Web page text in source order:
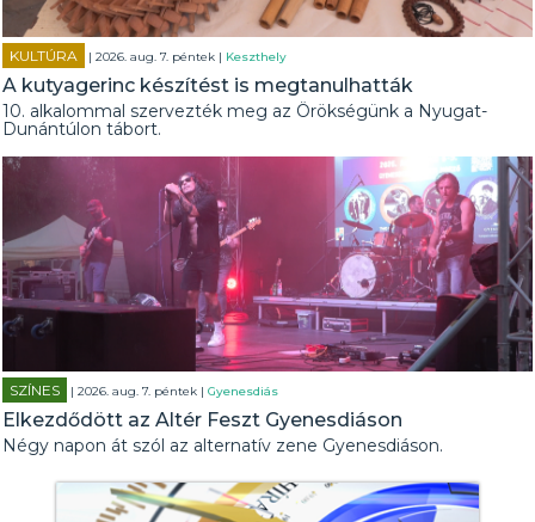
KULTÚRA | 2026. aug. 7. péntek | Keszthely
A kutyagerinc készítést is megtanulhatták
10. alkalommal szervezték meg az Örökségünk a Nyugat-
Dunántúlon tábort.
SZÍNES | 2026. aug. 7. péntek |Gyenesdiás
Elkezdődött az Altér Feszt Gyenesdiáson
Négy napon át szól az alternatív zene Gyenesdiáson.